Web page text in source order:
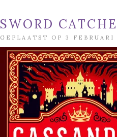
SWORD
GEPLAATST OP 3 FEBRUARI